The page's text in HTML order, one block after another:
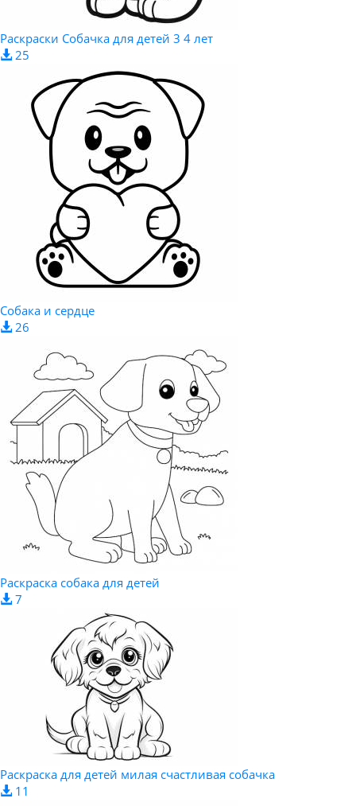
Раскраски Собачка для детей 3 4 лет
25
Собака и сердце
26
Раскраска собака для детей
7
Раскраска для детей милая счастливая собачка
11